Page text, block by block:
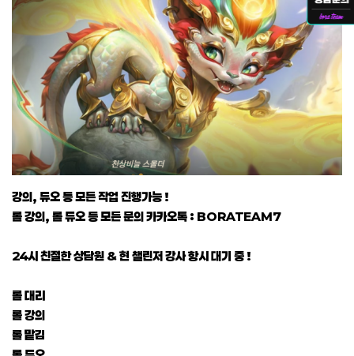
강의, 듀오 등 모든 작업 진행가능 !
롤 강의, 롤 듀오 등 모든 문의 카카오톡 : BORATEAM7
24시 친절한 상담원 & 현 챌린저 강사 항시 대기 중 !
롤 대리
롤 강의
롤 맡김